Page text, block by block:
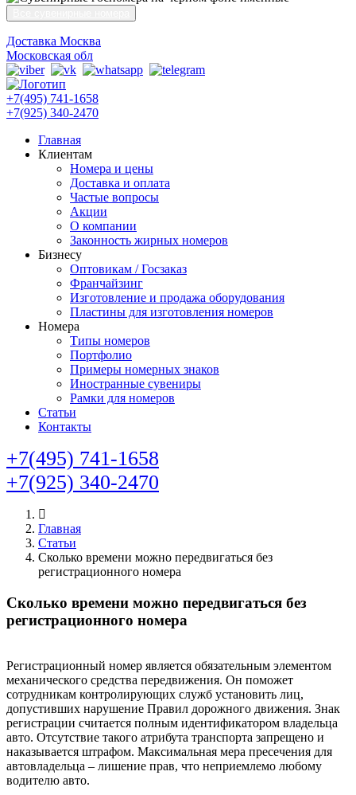
Доставка Москва
Московская обл
+7(495) 741-1658
+7(925) 340-2470
Главная
Клиентам
Номера и цены
Доставка и оплата
Частые вопросы
Акции
О компании
Законность жирных номеров
Бизнесу
Оптовикам / Госзаказ
Франчайзинг
Изготовление и продажа оборудования
Пластины для изготовления номеров
Номера
Типы номеров
Портфолио
Примеры номерных знаков
Иностранные сувениры
Рамки для номеров
Статьи
Контакты
+7(495) 741-1658
+7(925) 340-2470
Главная
Статьи
Сколько времени можно передвигаться без
регистрационного номера
Сколько времени можно передвигаться без
регистрационного номера
Регистрационный номер является обязательным элементом
механического средства передвижения. Он поможет
сотрудникам контролирующих служб установить лиц,
допустивших нарушение Правил дорожного движения. Знак
регистрации считается полным идентификатором владельца
авто. Отсутствие такого атрибута транспорта запрещено и
наказывается штрафом. Максимальная мера пресечения для
автовладельца – лишение прав, что неприемлемо любому
водителю авто.